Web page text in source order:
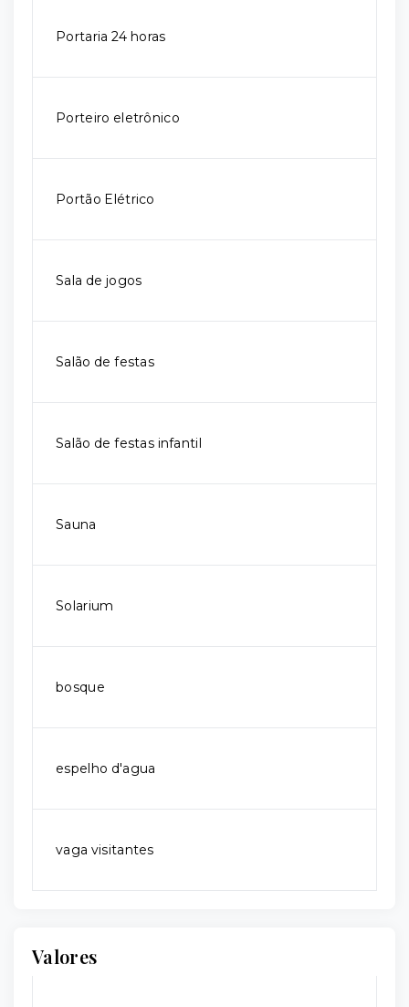
Portaria 24 horas
Porteiro eletrônico
Portão Elétrico
Sala de jogos
Salão de festas
Salão de festas infantil
Sauna
Solarium
bosque
espelho d'agua
vaga visitantes
Valores